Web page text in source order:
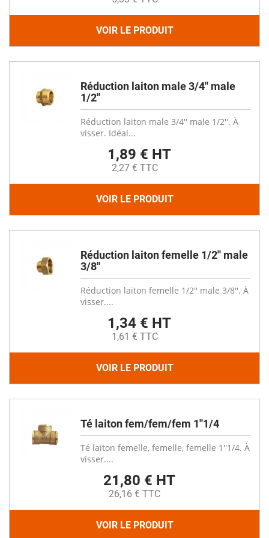
VOIR LE PRODUIT
Réduction laiton male 3/4'' male
1/2''
Réduction laiton male 3/4'' male 1/2''. À
visser. Idéal...
1,89 € HT
2,27 € TTC
VOIR LE PRODUIT
Réduction laiton femelle 1/2'' male
3/8''
Réduction laiton femelle 1/2'' male 3/8''. À
visser....
1,34 € HT
1,61 € TTC
VOIR LE PRODUIT
Té laiton fem/fem/fem 1''1/4
Té laiton femelle, femelle, femelle 1''1/4. À
visser....
21,80 € HT
26,16 € TTC
VOIR LE PRODUIT